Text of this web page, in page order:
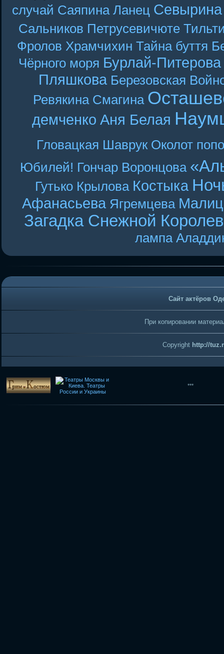
случай Саяпина Ланец Севырина
Сальников Петрусевичюте
Фролов Храмчихин Тайна буття
Чёрного моря Бурлай-Питерова
Пляшкова Березовская
Ревякина Смагина
демченко Аня Белая
Гловацкая Шаврук Околот
Юбилей! Гончар Воронцова
Гутько Крылова Костыка
Афанасьева Ягремцева
Загадка Снежной
лампа
Сайт актёров
При копировании
Copyright http://
***